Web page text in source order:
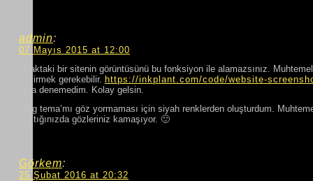
admin:
07 Mayıs 2015 at 12:00
Uzaktaki bir sitenin görüntüsünü bu fonksiyon ile alamazsınız.
çevirmek gerekebilir. https://inkplant.com/code/website-
ama denemedim. Kolay gelsin.
Blog tema’mı göz yormaması için siyah renklerden oluşturdum.
baktığınızda gözleriniz kamaşıyor. 🙂
Görkem:
25 Şubat 2016 at 20:32